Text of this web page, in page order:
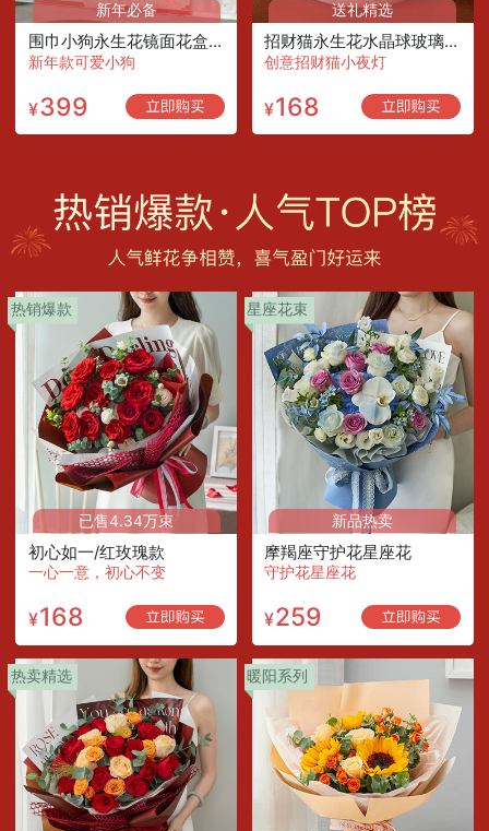
新年必备
围巾小狗永生花镜面花盒/围巾款
新年款可爱小狗
¥399
送礼精选
招财猫永生花水晶球玻璃罩小夜灯
创意招财猫小夜灯
¥168
热销爆款
已售4.34万束
初心如一/红玫瑰款
一心一意，初心不变
¥168
星座花束
新品热卖
摩羯座守护花星座花
守护花星座花
¥259
热卖精选 暖阳系列